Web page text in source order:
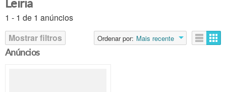
Leiria
1 - 1 de 1 anúncios
Mostrar filtros
Ordenar por: Mais recente
Anúncios